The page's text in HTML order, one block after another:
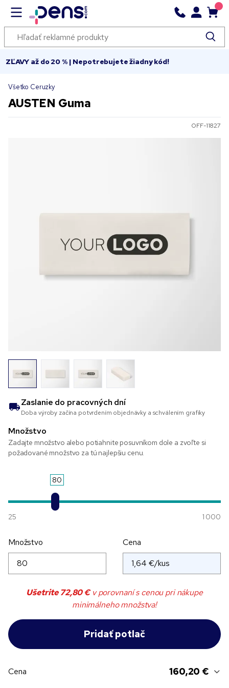
ZĽAVY až do 20 % | Nepotrebujete žiadny kód!
Všetko Ceruzky
AUSTEN Guma
OFF-11827
Zaslanie do pracovných dní
Doba výroby začína potvrdením objednávky a schválením grafiky
Množstvo
Zadajte množstvo alebo potiahnite posuvníkom dole a zvoľte si
požadované množstvo za tú najlepšiu cenu.
80
25 1 000
Množstvo Cena
Ušetrite72,80 €v porovnaní s cenou pri nákupe
minimálneho množstva!
Cena 160,20 €